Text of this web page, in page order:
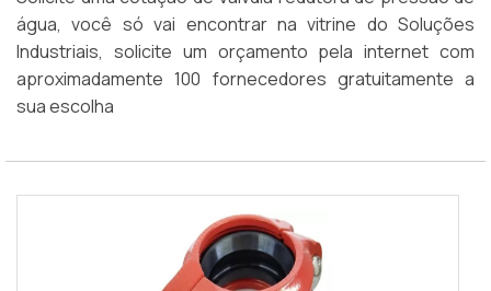
água, você só vai encontrar na vitrine do Soluções
Industriais, solicite um orçamento pela internet com
aproximadamente 100 fornecedores gratuitamente a
sua escolha